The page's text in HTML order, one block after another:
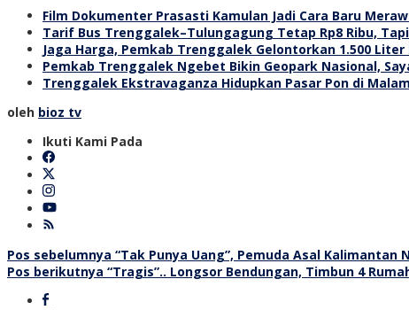
Film Dokumenter Prasasti Kamulan Jadi Cara Baru
Tarif Bus Trenggalek–Tulungagung Tetap Rp8 Ribu,
Jaga Harga, Pemkab Trenggalek Gelontorkan 1.500
Pemkab Trenggalek Ngebet Bikin Geopark Nasional,
Trenggalek Ekstravaganza Hidupkan Pasar Pon di
oleh bioz tv
Ikuti Kami Pada
Navigasi
pos
Pos sebelumnya “Tak Punya Uang”, Pemuda Asal Kalimantan
Pos berikutnya “Tragis”.. Longsor Bendungan, Timbun 4